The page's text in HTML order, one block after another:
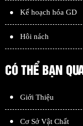
Kế hoạch hóa GD
Hôi nách
CÓ THỂ BẠN
Giới Thiệu
Cơ Sở Vật Chất